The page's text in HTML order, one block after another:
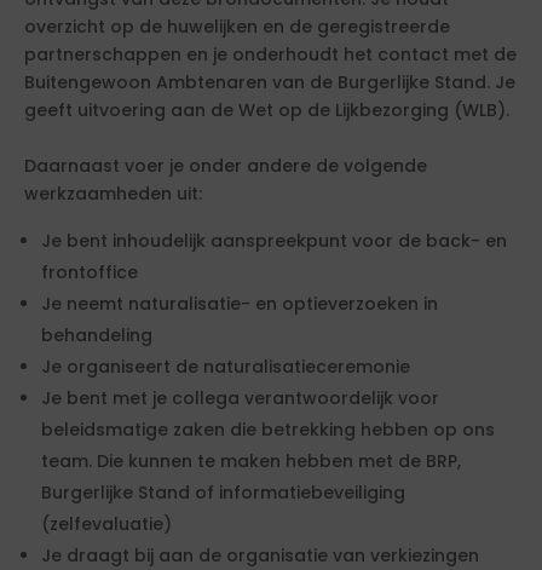
overzicht op de huwelijken en de geregistreerde
partnerschappen en je onderhoudt het contact met de
Buitengewoon Ambtenaren van de Burgerlijke Stand. Je
geeft uitvoering aan de Wet op de Lijkbezorging (WLB).
Daarnaast voer je onder andere de volgende
werkzaamheden uit:
Je bent inhoudelijk aanspreekpunt voor de back- en
frontoffice
Je neemt naturalisatie- en optieverzoeken in
behandeling
Je organiseert de naturalisatieceremonie
Je bent met je collega verantwoordelijk voor
beleidsmatige zaken die betrekking hebben op ons
team. Die kunnen te maken hebben met de BRP,
Burgerlijke Stand of informatiebeveiliging
(zelfevaluatie)
Je draagt bij aan de organisatie van verkiezingen